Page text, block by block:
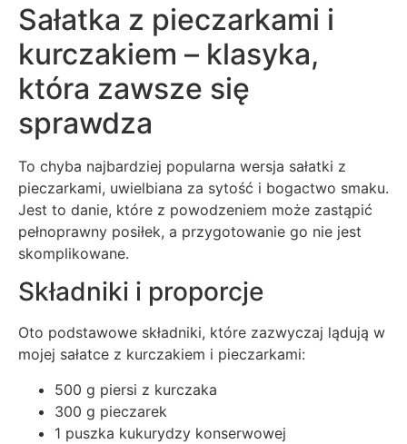
Sałatka z pieczarkami i
kurczakiem – klasyka,
która zawsze się
sprawdza
To chyba najbardziej popularna wersja sałatki z
pieczarkami, uwielbiana za sytość i bogactwo smaku.
Jest to danie, które z powodzeniem może zastąpić
pełnoprawny posiłek, a przygotowanie go nie jest
skomplikowane.
Składniki i proporcje
Oto podstawowe składniki, które zazwyczaj lądują w
mojej sałatce z kurczakiem i pieczarkami:
500 g piersi z kurczaka
300 g pieczarek
1 puszka kukurydzy konserwowej